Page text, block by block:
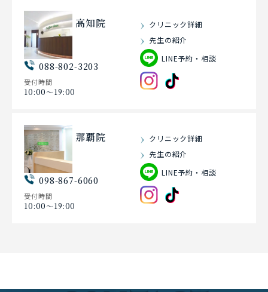
高知院
088-802-3203
受付時間
10:00〜19:00
クリニック詳細
先生の紹介
LINE予約・相談
那覇院
098-867-6060
受付時間
10:00〜19:00
クリニック詳細
先生の紹介
LINE予約・相談